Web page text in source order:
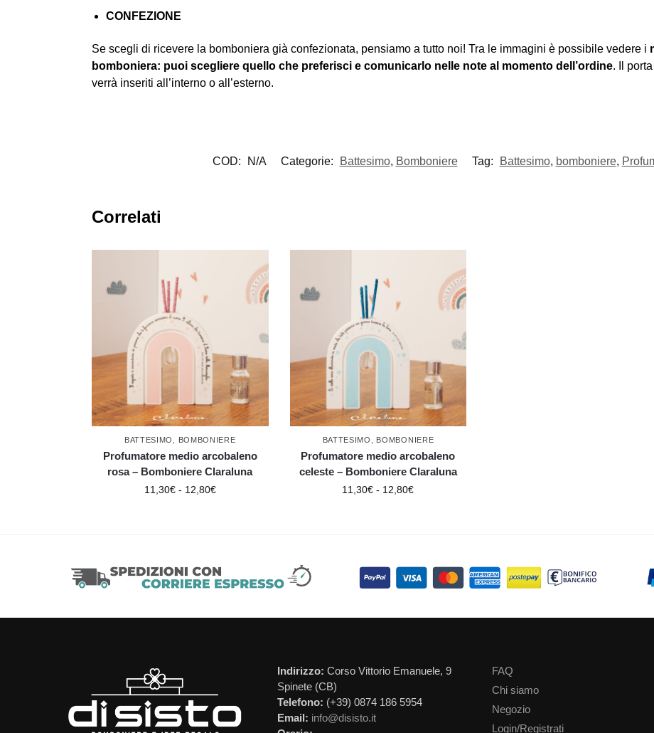
CONFEZIONE
Se scegli di ricevere la bomboniera già confezionata, pensiamo a tutto noi! Tra le immagini è possibile vedere i
bomboniera: puoi scegliere quello che preferisci e comunicarlo nelle note al momento dell’ordine. Il
verrà inseriti all’interno o all’esterno.
COD: N/A Categorie: Battesimo, Bomboniere Tag: Battesimo, bomboniere,
Correlati
BATTESIMO BOMBONIERE
Profumatore medio arcobaleno
rosa – Bomboniere Claraluna
11,30€ - 12,80€
BATTESIMO BOMBONIERE
Profumatore medio arcobaleno
celeste – Bomboniere Claraluna
11,30€ - 12,80€
Indirizzo: Corso Vittorio Emanuele, 9
Spinete (CB)
Telefono: (+39) 0874 186 5954
Email: info@disisto.it
FAQ
Chi siamo
Negozio
Login/Registrati